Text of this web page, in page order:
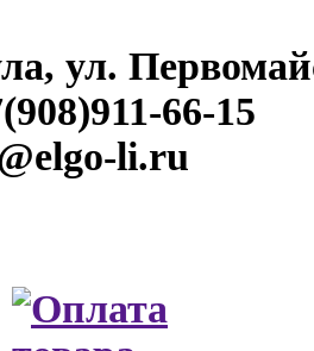
ул.
66-15
li.ru